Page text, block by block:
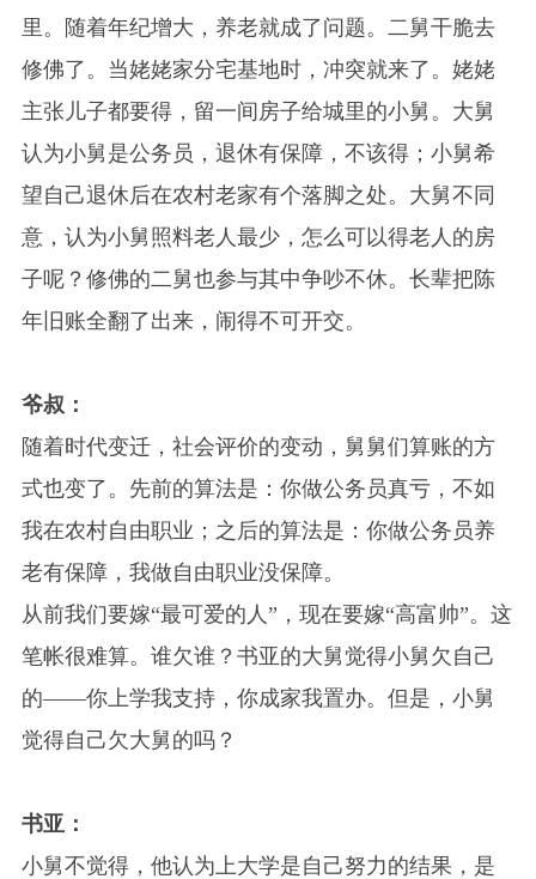
里。随着年纪增大，养老就成了问题。二舅干脆去
修佛了。当姥姥家分宅基地时，冲突就来了。姥姥
主张儿子都要得，留一间房子给城里的小舅。大舅
认为小舅是公务员，退休有保障，不该得；小舅希
望自己退休后在农村老家有个落脚之处。大舅不同
意，认为小舅照料老人最少，怎么可以得老人的房
子呢？修佛的二舅也参与其中争吵不休。长辈把陈
年旧账全翻了出来，闹得不可开交。
爷叔：
随着时代变迁，社会评价的变动，舅舅们算账的方
式也变了。先前的算法是：你做公务员真亏，不如
我在农村自由职业；之后的算法是：你做公务员养
老有保障，我做自由职业没保障。
从前我们要嫁“最可爱的人”，现在要嫁“高富帅”。这
笔帐很难算。谁欠谁？书亚的大舅觉得小舅欠自己
的——你上学我支持，你成家我置办。但是，小舅
觉得自己欠大舅的吗？
书亚：
小舅不觉得，他认为上大学是自己努力的结果，是